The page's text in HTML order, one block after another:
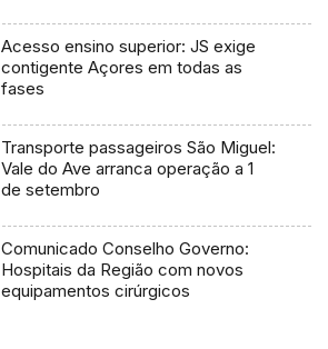
Acesso ensino superior: JS exige
contigente Açores em todas as
fases
Transporte passageiros São Miguel:
Vale do Ave arranca operação a 1
de setembro
Comunicado Conselho Governo:
Hospitais da Região com novos
equipamentos cirúrgicos